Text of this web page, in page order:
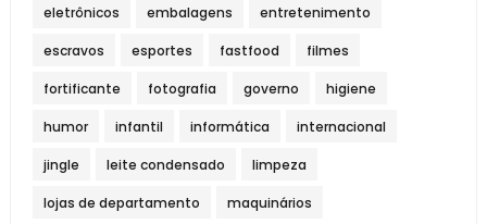
eletrônicos embalagens entretenimento
escravos esportes fastfood filmes
fortificante fotografia governo higiene
humor infantil informática internacional
jingle leite condensado limpeza
lojas de departamento maquinários